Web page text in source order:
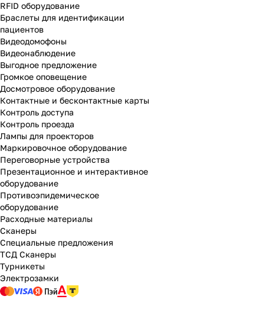
RFID оборудование
Браслеты для идентификации
пациентов
Видеодомофоны
Видеонаблюдение
Выгодное предложение
Громкое оповещение
Досмотровое оборудование
Контактные и бесконтактные карты
Контроль доступа
Контроль проезда
Лампы для проекторов
Маркировочное оборудование
Переговорные устройства
Презентационное и интерактивное
оборудование
Противоэпидемическое
оборудование
Расходные материалы
Сканеры
Специальные предложения
ТСД Сканеры
Турникеты
Электрозамки